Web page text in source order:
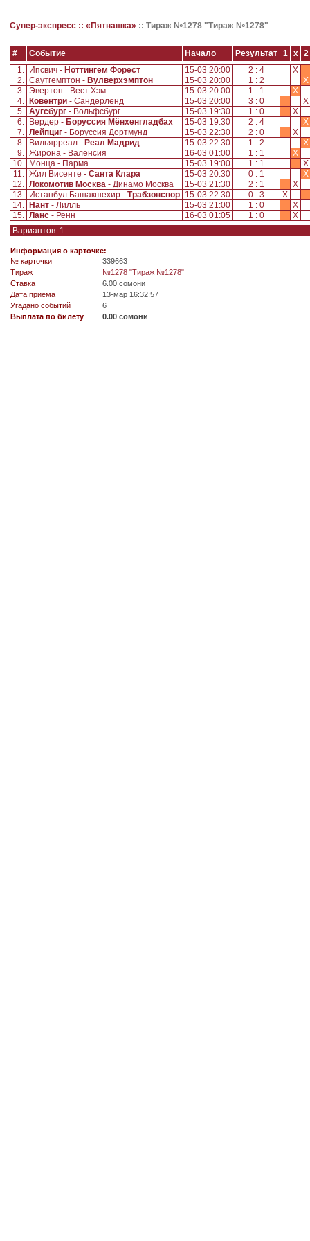
Супер-экспресс :: «Пятнашка» :: Тираж №1278 "Тираж №1278"
# Событие Начало Результат 1 x
2
1.
Ипсвич - Ноттингем Форест 15-03 20:00 2 : 4
X
2. Саутгемптон - Вулверхэмптон 15-03 20:00 1 : 2
X
3. Эвертон - Вест Хэм 15-03 20:00 1 : 1
X
4.
Ковентри - Сандерленд 15-03 20:00 3 : 0
X
5. Аугсбург - Вольфсбург 15-03 19:30 1 : 0
X
6.
Вердер - Боруссия Мёнхенгладбах 15-03 19:30 2 : 4
X
7. Лейпциг - Боруссия Дортмунд 15-03 22:30 2 : 0
X
8.
Вильярреал - Реал Мадрид 15-03 22:30 1 : 2
X
9. Жирона - Валенсия 16-03 01:00 1 : 1
X
10.
Монца - Парма 15-03 19:00 1 : 1
X
11. Жил Висенте - Санта Клара 15-03 20:30 0 : 1
X
12. Локомотив Москва - Динамо Москва 15-03 21:30 2 : 1
X
13.
Истанбул Башакшехир - Трабзонспор 15-03 22:30 0 : 3
X
14.
Нант - Лилль 15-03 21:00 1 : 0
X
15. Ланс - Ренн 16-03 01:05 1 : 0
X
Вариантов: 1
Информация о карточке:
№ карточки
339663
Tираж
№1278 "Тираж №1278"
Ставка
6.00 сомони
Дата приёма
13-мар 16:32:57
Угадано событий
6
Выплата по билету
0.00 сомони